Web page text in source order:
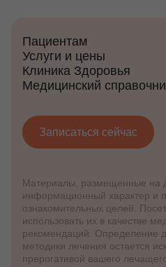
Пациентам
Услуги и цены
Клиника Здоровья
Медицинский
Записаться сейчас
Материалы, размещенные на
информационный характер и
ознакомительных целей.
использовать их в качестве
рекомендаций. Определение
методики лечения остается
прерогативой вашего